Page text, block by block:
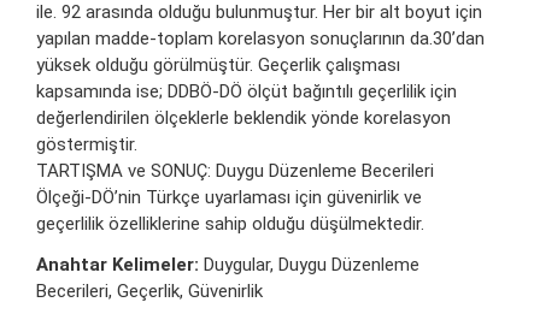
ile. 92 arasında olduğu bulunmuştur. Her bir alt boyut için
yapılan madde-toplam korelasyon sonuçlarının da.30’dan
yüksek olduğu görülmüştür. Geçerlik çalışması
kapsamında ise; DDBÖ-DÖ ölçüt bağıntılı geçerlilik için
değerlendirilen ölçeklerle beklendik yönde korelasyon
göstermiştir.
TARTIŞMA ve SONUÇ: Duygu Düzenleme Becerileri
Ölçeği-DÖ’nin Türkçe uyarlaması için güvenirlik ve
geçerlilik özelliklerine sahip olduğu düşülmektedir.
Anahtar Kelimeler: Duygular, Duygu Düzenleme
Becerileri, Geçerlik, Güvenirlik